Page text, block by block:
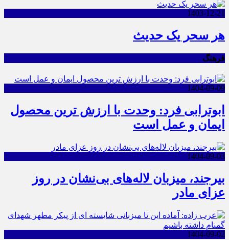
1403-12-21
هر سحر یک حدیث
فرهنگ
1404-09-09
ابوترابی فرد: وحدت با ارزش ترین محصول
ایمان و عمل است
1404-09-03
بیرجند، میزبان لاله‌های بی‌نشان در روز
عزای مادر
1404-09-02